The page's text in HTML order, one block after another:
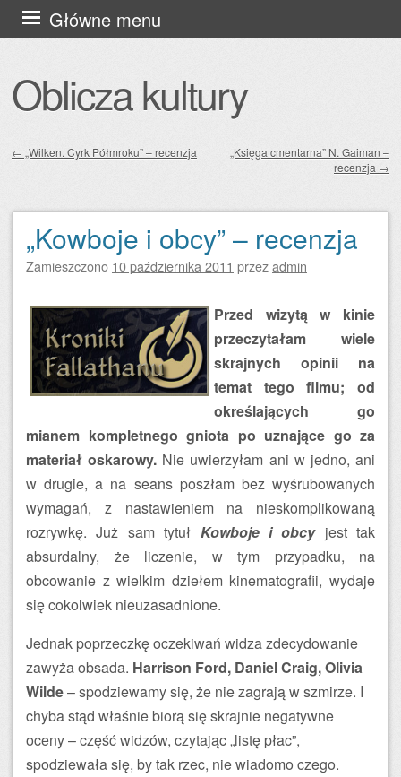
Oblicza kultury
Główne menu
Przejdź
do
← „Wilken. Cyrk Półmroku” – recenzja
„Księga cmentarna” N. Gaiman –
recenzja →
„Kowboje i obcy” – recenzja
Zamieszczono 10 października 2011 przezadmin
Przed wizytą w kinie
przeczytałam wiele
skrajnych opinii na
temat tego filmu; od
określających go
mianem kompletnego gniota po uznające go za
materiał oskarowy. Nie uwierzyłam ani w jedno, ani
w drugie, a na seans poszłam bez wyśrubowanych
wymagań, z nastawieniem na nieskomplikowaną
rozrywkę. Już sam tytuł Kowboje i obcyjest tak
absurdalny, że liczenie, w tym przypadku, na
obcowanie z wielkim dziełem kinematografii, wydaje
się cokolwiek nieuzasadnione.
Jednak poprzeczkę oczekiwań widza zdecydowanie
zawyża obsada. Harrison Ford, Daniel Craig, Olivia
Wilde– spodziewamy się, że nie zagrają w szmirze. I
chyba stąd właśnie biorą się skrajnie negatywne
oceny – część widzów, czytając „listę płac”,
spodziewała się, by tak rzec, nie wiadomo czego.